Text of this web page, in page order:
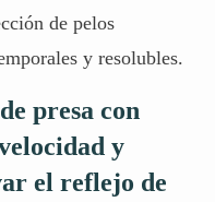
de pelos
y resolubles.
presa con
y
el reflejo de